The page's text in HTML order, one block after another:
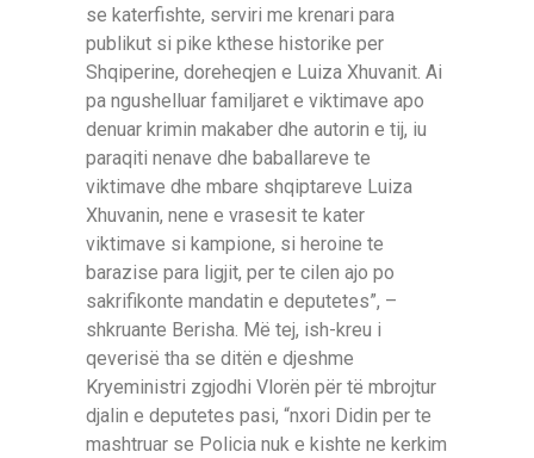
se katerfishte, serviri me krenari para
publikut si pike kthese historike per
Shqiperine, doreheqjen e Luiza Xhuvanit. Ai
pa ngushelluar familjaret e viktimave apo
denuar krimin makaber dhe autorin e tij, iu
paraqiti nenave dhe baballareve te
viktimave dhe mbare shqiptareve Luiza
Xhuvanin, nene e vrasesit te kater
viktimave si kampione, si heroine te
barazise para ligjit, per te cilen ajo po
sakrifikonte mandatin e deputetes”, –
shkruante Berisha. Më tej, ish-kreu i
qeverisë tha se ditën e djeshme
Kryeministri zgjodhi Vlorën për të mbrojtur
djalin e deputetes pasi, “nxori Didin per te
mashtruar se Policia nuk e kishte ne kerkim